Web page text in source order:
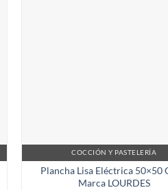
COCCIÓN Y PASTELERÍA
Plancha Lisa Eléctrica 50×50
Marca LOURDES